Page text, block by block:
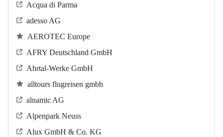
Acqua di Parma
adesso AG
AEROTEC Europe
AFRY Deutschland GmbH
Ahrtal-Werke GmbH
alltours flugreisen gmbh
alnamic AG
Alpenpark Neuss
Alux GmbH & Co. KG